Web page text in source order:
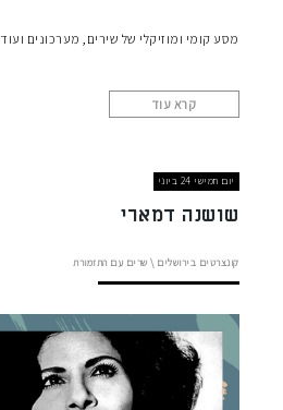
מסע קומי ומוזיקלי של שירים, מערכונים ועוד
קרא עוד
יום חמישי 24 ביוני
קונצרטים בירושלים \ שרים עם התזמורת
שושנה דמארי